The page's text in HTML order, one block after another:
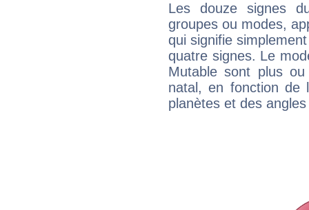
Les douze signes
groupes ou modes,
qui signifie
quatre signes. Le
Mutable sont plus
natal, en fonction de
planètes et des